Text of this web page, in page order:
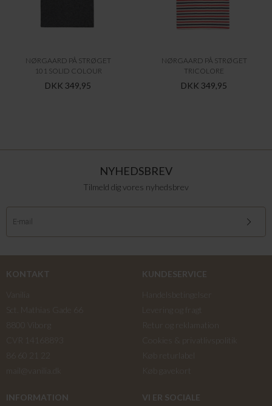
NØRGAARD PÅ STRØGET
101 SOLID COLOUR
DKK 349,95
NØRGAARD PÅ STRØGET
TRICOLORE
DKK 349,95
NYHEDSBREV
Tilmeld dig vores nyhedsbrev
KONTAKT
KUNDESERVICE
INFORMATION VI ER SOCIALE